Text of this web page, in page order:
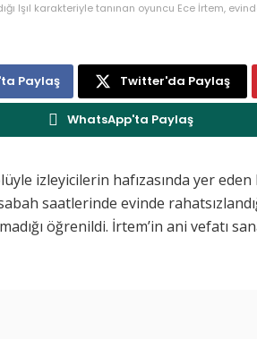
Işıl karakteriyle tanınan oyuncu Ece İrtem,
Paylaş Twitter'da Paylaş
WhatsApp'ta Paylaş
izleyicilerin hafızasında yer eden
saatlerinde evinde
öğrenildi. İrtem’in ani vefatı